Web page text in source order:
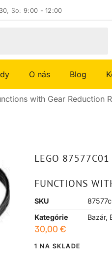
, So:9:00 - 12:00
O nás Blog
with Gear Reduction
LEGO 87577C01
FUNCTIONS
SKU
Kategórie
Bazár,
30,00 €
1 NA SKLADE